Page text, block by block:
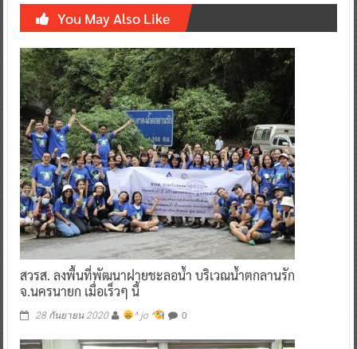
You May Also Like
สวรส. ลงพื้นที่พัฒนาฝายชะลอน้ำ บริเวณน้ำตกลานรัก
จ.นครนายก เมื่อเร็วๆ นี้
28 กันยายน 2020 ^ jo ^ 0